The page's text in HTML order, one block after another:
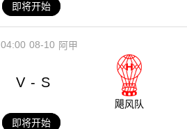
即将开始
08-10
04:00 阿甲
V - S
飓风队
即将开始